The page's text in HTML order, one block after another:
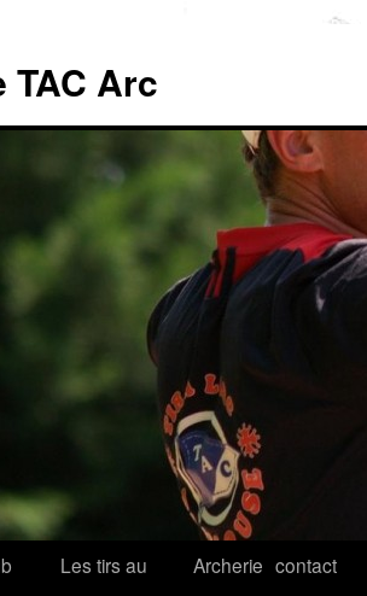
TAC Arc
Les tirs au
Archerie contact